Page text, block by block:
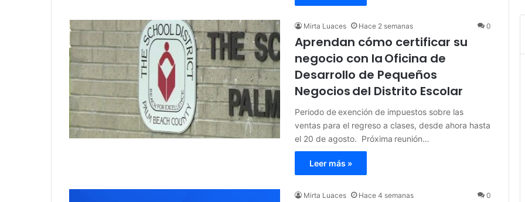
Mirta Luaces Hace 2 semanas 0
Aprendan cómo certificar su
negocio con la Oficina de
Desarrollo de Pequeños
Negocios del Distrito Escolar
Periodo de exención de impuestos sobre las
ventas para el regreso a clases, desde ahora hasta
el 20 de agosto. Próxima reunión…
Leer más »
Mirta Luaces Hace 4 semanas 0